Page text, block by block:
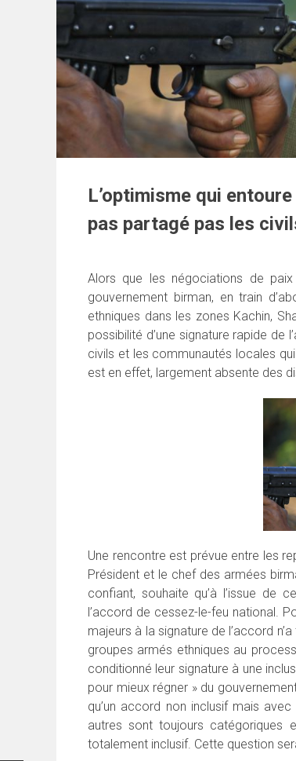
L’optimisme qui
pas partagé pas les
Alors que les négociations de
gouvernement birman, en train
ethniques dans les zones Kachin,
possibilité d’une signature rapide
civils et les communautés locales
est en effet, largement absente des
Une rencontre est prévue entre les
Président et le chef des armées
confiant, souhaite qu’à l’issue de
l’accord de cessez-le-feu national.
majeurs à la signature de l’accord
groupes armés ethniques au
conditionné leur signature à une
pour mieux régner » du
qu’un accord non inclusif mais
autres sont toujours catégoriques
totalement inclusif. Cette question